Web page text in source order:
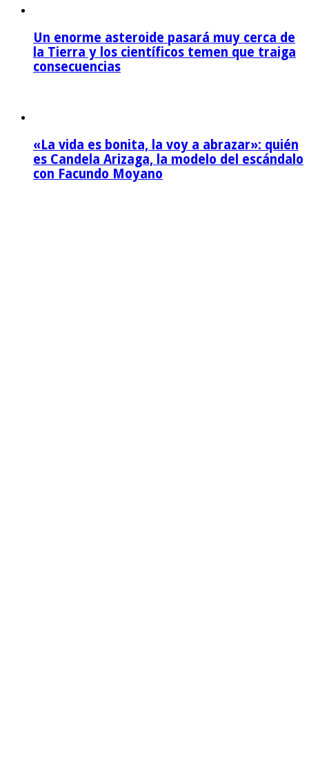
Un enorme asteroide pasará muy cerca de
la Tierra y los científicos temen que traiga
consecuencias
«La vida es bonita, la voy a abrazar»: quién
es Candela Arizaga, la modelo del escándalo
con Facundo Moyano